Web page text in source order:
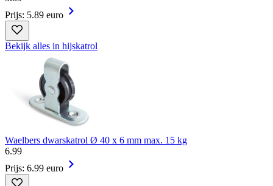
Prijs: 5.89 euro
Bekijk alles in hijskatrol
Waelbers dwarskatrol Ø 40 x 6 mm max. 15 kg
6.99
Prijs: 6.99 euro